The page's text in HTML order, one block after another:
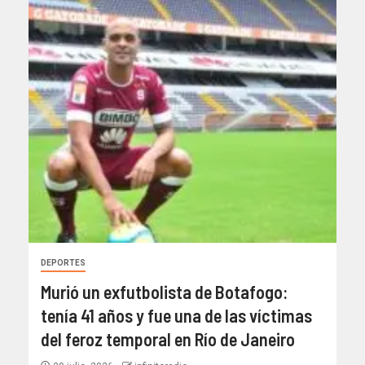
DEPORTES
Murió un exfutbolista de Botafogo:
tenía 41 años y fue una de las víctimas
del feroz temporal en Río de Janeiro